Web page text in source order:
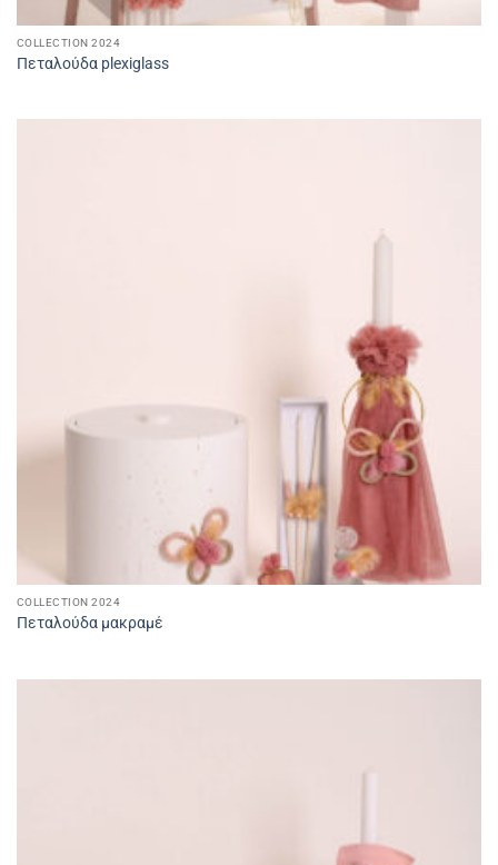
COLLECTION 2024
Πεταλούδα plexiglass
COLLECTION 2024
Πεταλούδα μακραμέ